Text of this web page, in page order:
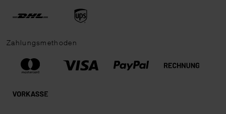
Zahlungsmethoden